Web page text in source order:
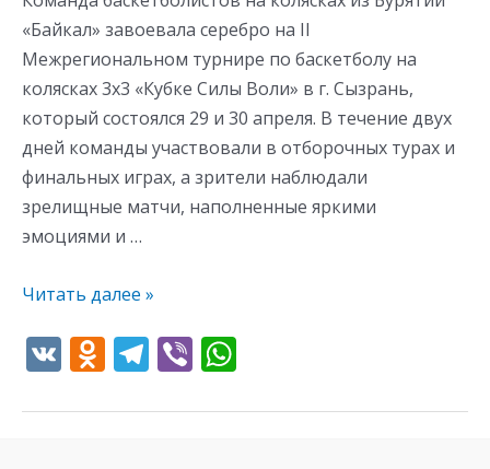
«Байкал» завоевала серебро на II
Межрегиональном турнире по баскетболу на
колясках 3х3 «Кубке Силы Воли» в г. Сызрань,
который состоялся 29 и 30 апреля. В течение двух
дней команды участвовали в отборочных турах и
финальных играх, а зрители наблюдали
зрелищные матчи, наполненные яркими
эмоциями и …
Читать далее »
V O
n
T
e
Vi
er at